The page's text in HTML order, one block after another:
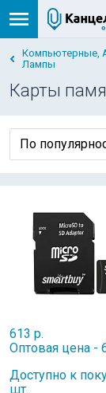
Компьютерные,
Лампы
Карты
613 р.
Оптовая цена -
Доступно к
шт.